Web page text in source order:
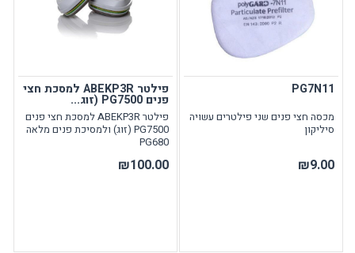
PG7N11
מכסה חצי פנים שני פילטרים עשויה
סיליקון
₪9.00
פילטר ABEKP3R למסכת חצי
פנים PG7500 (זוג...
פילטר ABEKP3R למסכת חצי פנים
PG7500 (זוג) ולמסיכת פנים מלאה
PG680
₪100.00